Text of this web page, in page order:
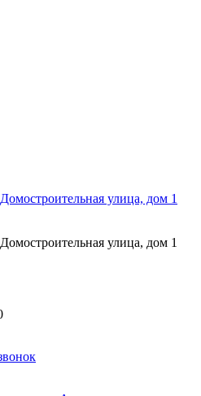
улица, дом 1
улица, дом 1